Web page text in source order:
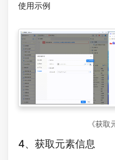
使用示例
《获取
4、获取元素信息